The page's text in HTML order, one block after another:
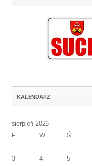
KALENDARZ
sierpień 2026
P
W Ś
3
4 5